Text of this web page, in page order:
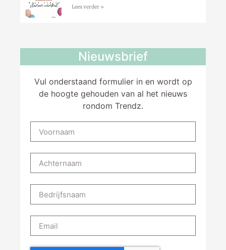
Lees verder »
Nieuwsbrief
Vul onderstaand formulier in en wordt op
de hoogte gehouden van al het nieuws
rondom Trendz.